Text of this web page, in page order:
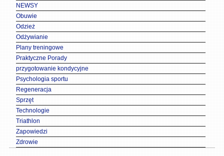
NEWSY
Obuwie
Odzież
Odżywianie
Plany treningowe
Praktyczne Porady
przygotowanie kondycyjne
Psychologia sportu
Regeneracja
Sprzęt
Technologie
Triathlon
Zapowiedzi
Zdrowie